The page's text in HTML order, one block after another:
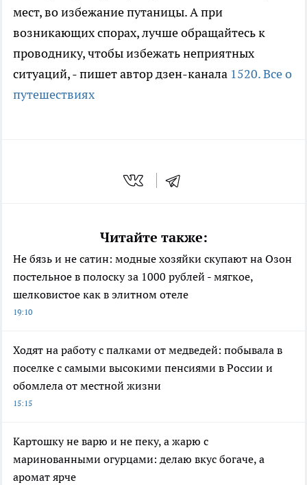
мест, во избежание путаницы. А при
возникающих спорах, лучше обращайтесь к
проводнику, чтобы избежать неприятных
ситуаций, - пишет автор дзен-канала 1520. Все о
путешествиях
Читайте также:
Не бязь и не сатин: модные хозяйки скупают на Озон
постельное в полоску за 1000 рублей - мягкое,
шелковистое как в элитном отеле
19:10
Ходят на работу с палками от медведей: побывала в
поселке с самыми высокими пенсиями в России и
обомлела от местной жизни
15:15
Картошку не варю и не пеку, а жарю с
маринованными огурцами: делаю вкус богаче, а
аромат ярче